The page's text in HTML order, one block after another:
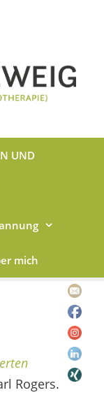
UND
mich
Rogers.